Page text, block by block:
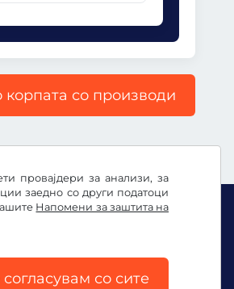
провајдери за анализи, за
заедно со други податоци
Напомени за заштита на
со сите
корпата со производи